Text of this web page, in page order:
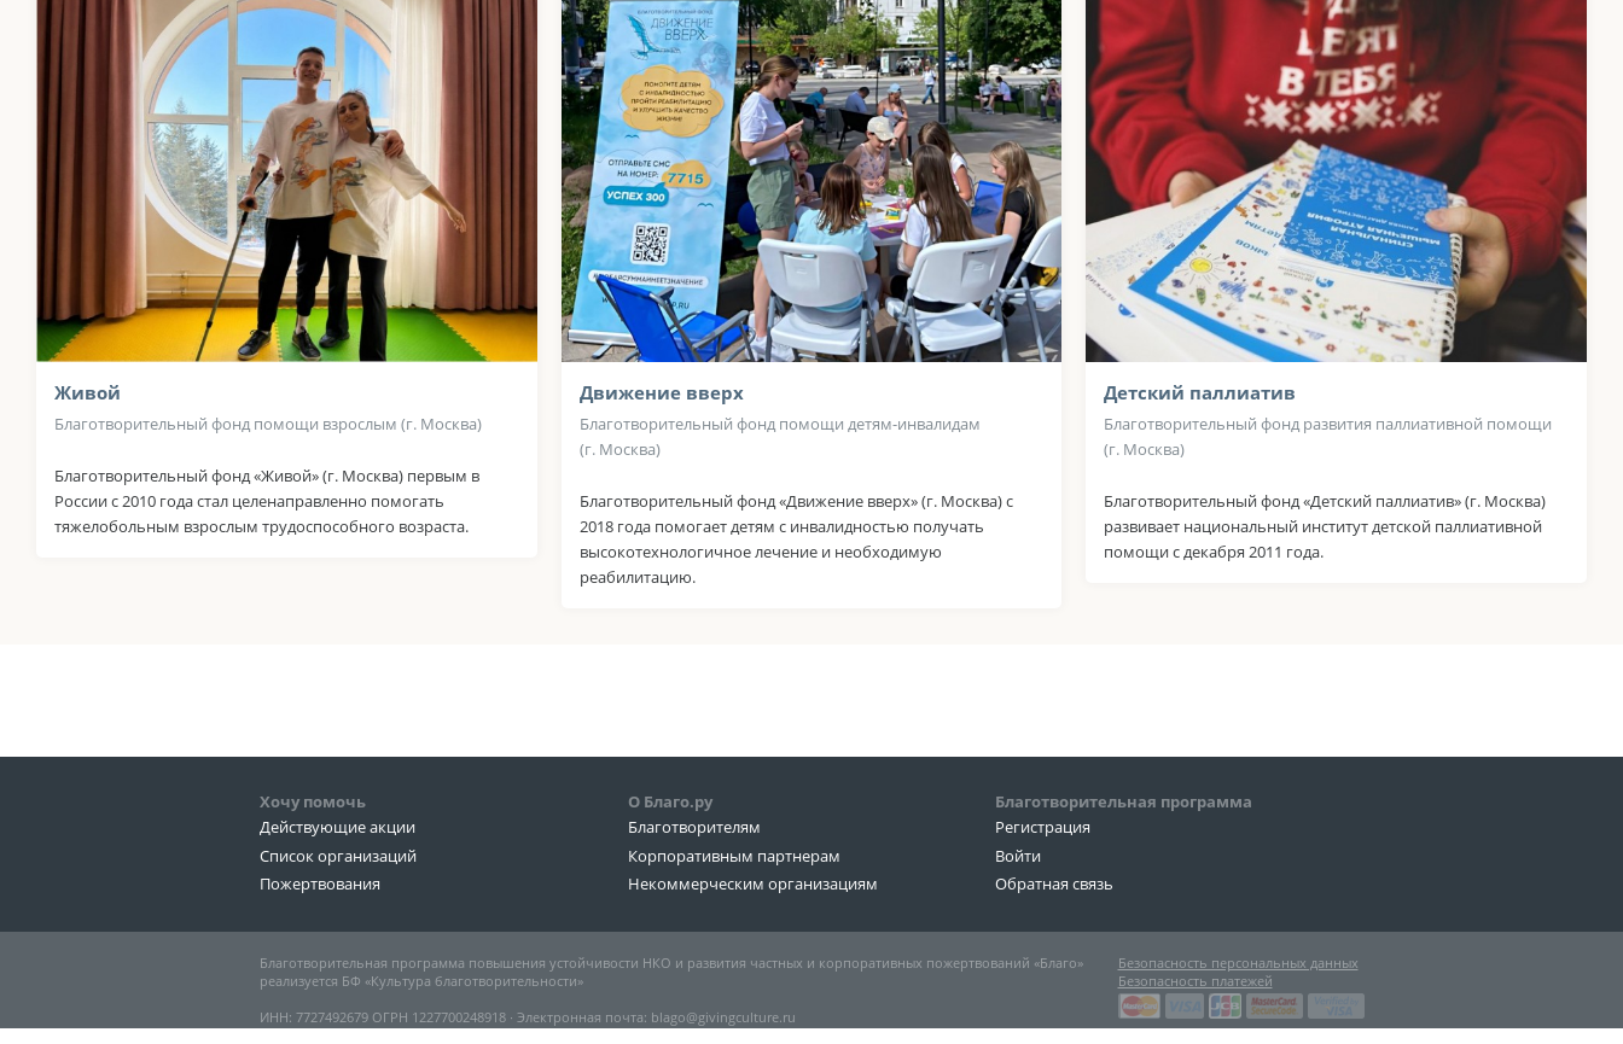
Живой
Благотворительный фонд помощи взрослым (г. Москва)
Благотворительный фонд «Живой» (г. Москва) первым в
России с 2010 года стал целенаправленно помогать
тяжелобольным взрослым трудоспособного возраста.
Движение вверх
Благотворительный фонд помощи детям-инвалидам
(г. Москва)
Благотворительный фонд «Движение вверх» (г. Москва) с
2018 года помогает детям с инвалидностью получать
высокотехнологичное лечение и необходимую
реабилитацию.
Детский паллиатив
Благотворительный фонд развития паллиативной помощи
(г. Москва)
Благотворительный фонд «Детский паллиатив» (г. Москва)
развивает национальный институт детской паллиативной
помощи с декабря 2011 года.
Хочу помочь
Действующие акции
Список организаций
Пожертвования
О Благо.ру
Благотворителям
Корпоративным партнерам
Некоммерческим организациям
Благотворительная программа
Регистрация
Войти
Обратная связь
Благотворительная программа повышения устойчивости НКО и развития частных и корпоративных пожертвований «Благо»
реализуется БФ «Культура благотворительности»
ИНН: 7727492679 ОГРН 1227700248918 ∙ Электронная почта: blago@givingculture.ru
Безопасность персональных данных
Безопасность платежей